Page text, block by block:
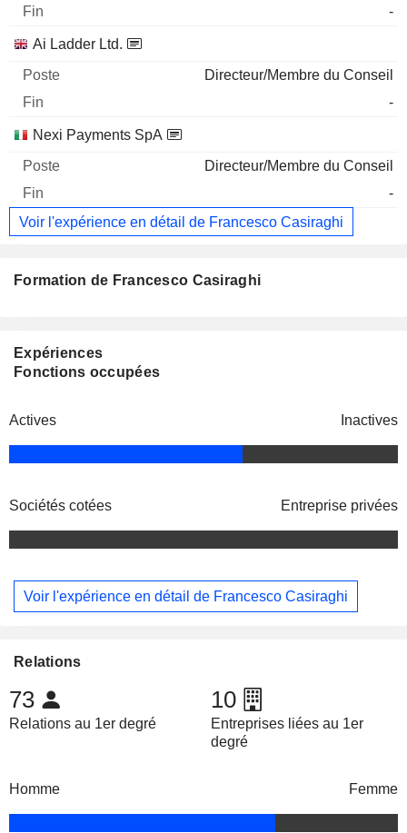
-
Ai Ladder Ltd.
Directeur/Membre du Conseil
-
Nexi Payments SpA
Directeur/Membre du Conseil
-
Voir l'expérience en détail de Francesco Casiraghi
Formation de Francesco Casiraghi
Expériences
Fonctions occupées
Actives Inactives
Sociétés cotées Entreprise privées
Voir l'expérience en détail de Francesco Casiraghi
Relations
73
Relations au 1er degré
10
Entreprises liées au 1er
degré
Homme Femme